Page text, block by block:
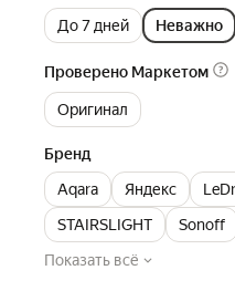
До 7 дней
Неважно
Проверено Маркетом
Оригинал
Бренд
Aqara
Яндекс
STAIRSLIGHT
Sonoff
Показать всё